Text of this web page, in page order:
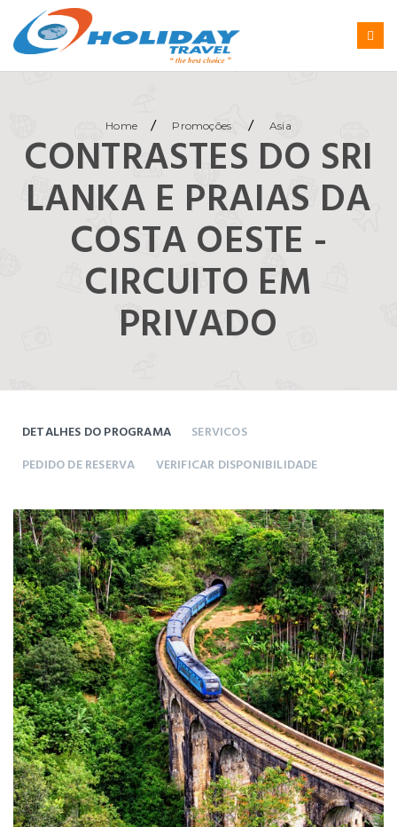
Home / Promoções / Asia
CONTRASTES DO SRI
LANKA E PRAIAS DA
COSTA OESTE -
CIRCUITO EM
PRIVADO
DETALHES DO PROGRAMA
SERVICOS
PEDIDO DE RESERVA
VERIFICAR DISPONIBILIDADE